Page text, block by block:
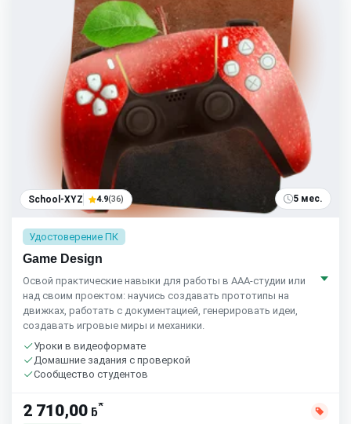
School-XYZ 4.9(36) 5 мес.
Удостоверение ПК
Game Design
Освой практические навыки для работы в ААА-студии или
над своим проектом: научись создавать прототипы на
движках, работать с документацией, генерировать идеи,
создавать игровые миры и механики.
Уроки в видеоформате
Домашние задания с проверкой
Сообщество студентов
2 710,00 ƃ*